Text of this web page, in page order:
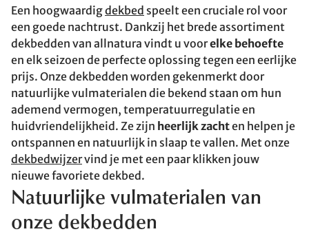
Een hoogwaardigdekbed speelt een cruciale rol voor
een goede nachtrust. Dankzij het brede assortiment
dekbedden van allnatura vindt u voorelke behoefte
en elk seizoen de perfecte oplossing tegen een eerlijke
prijs. Onze dekbedden worden gekenmerkt door
natuurlijke vulmaterialen die bekend staan om hun
ademend vermogen, temperatuurregulatie en
huidvriendelijkheid. Ze zijn heerlijk zachten helpen je
ontspannen en natuurlijk in slaap te vallen. Met onze
dekbedwijzervind je met een paar klikken jouw
nieuwe favoriete dekbed.
Natuurlijke vulmaterialen van
onze dekbedden